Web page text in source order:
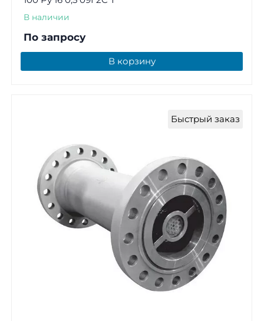
В наличии
По запросу
В корзину
Быстрый заказ